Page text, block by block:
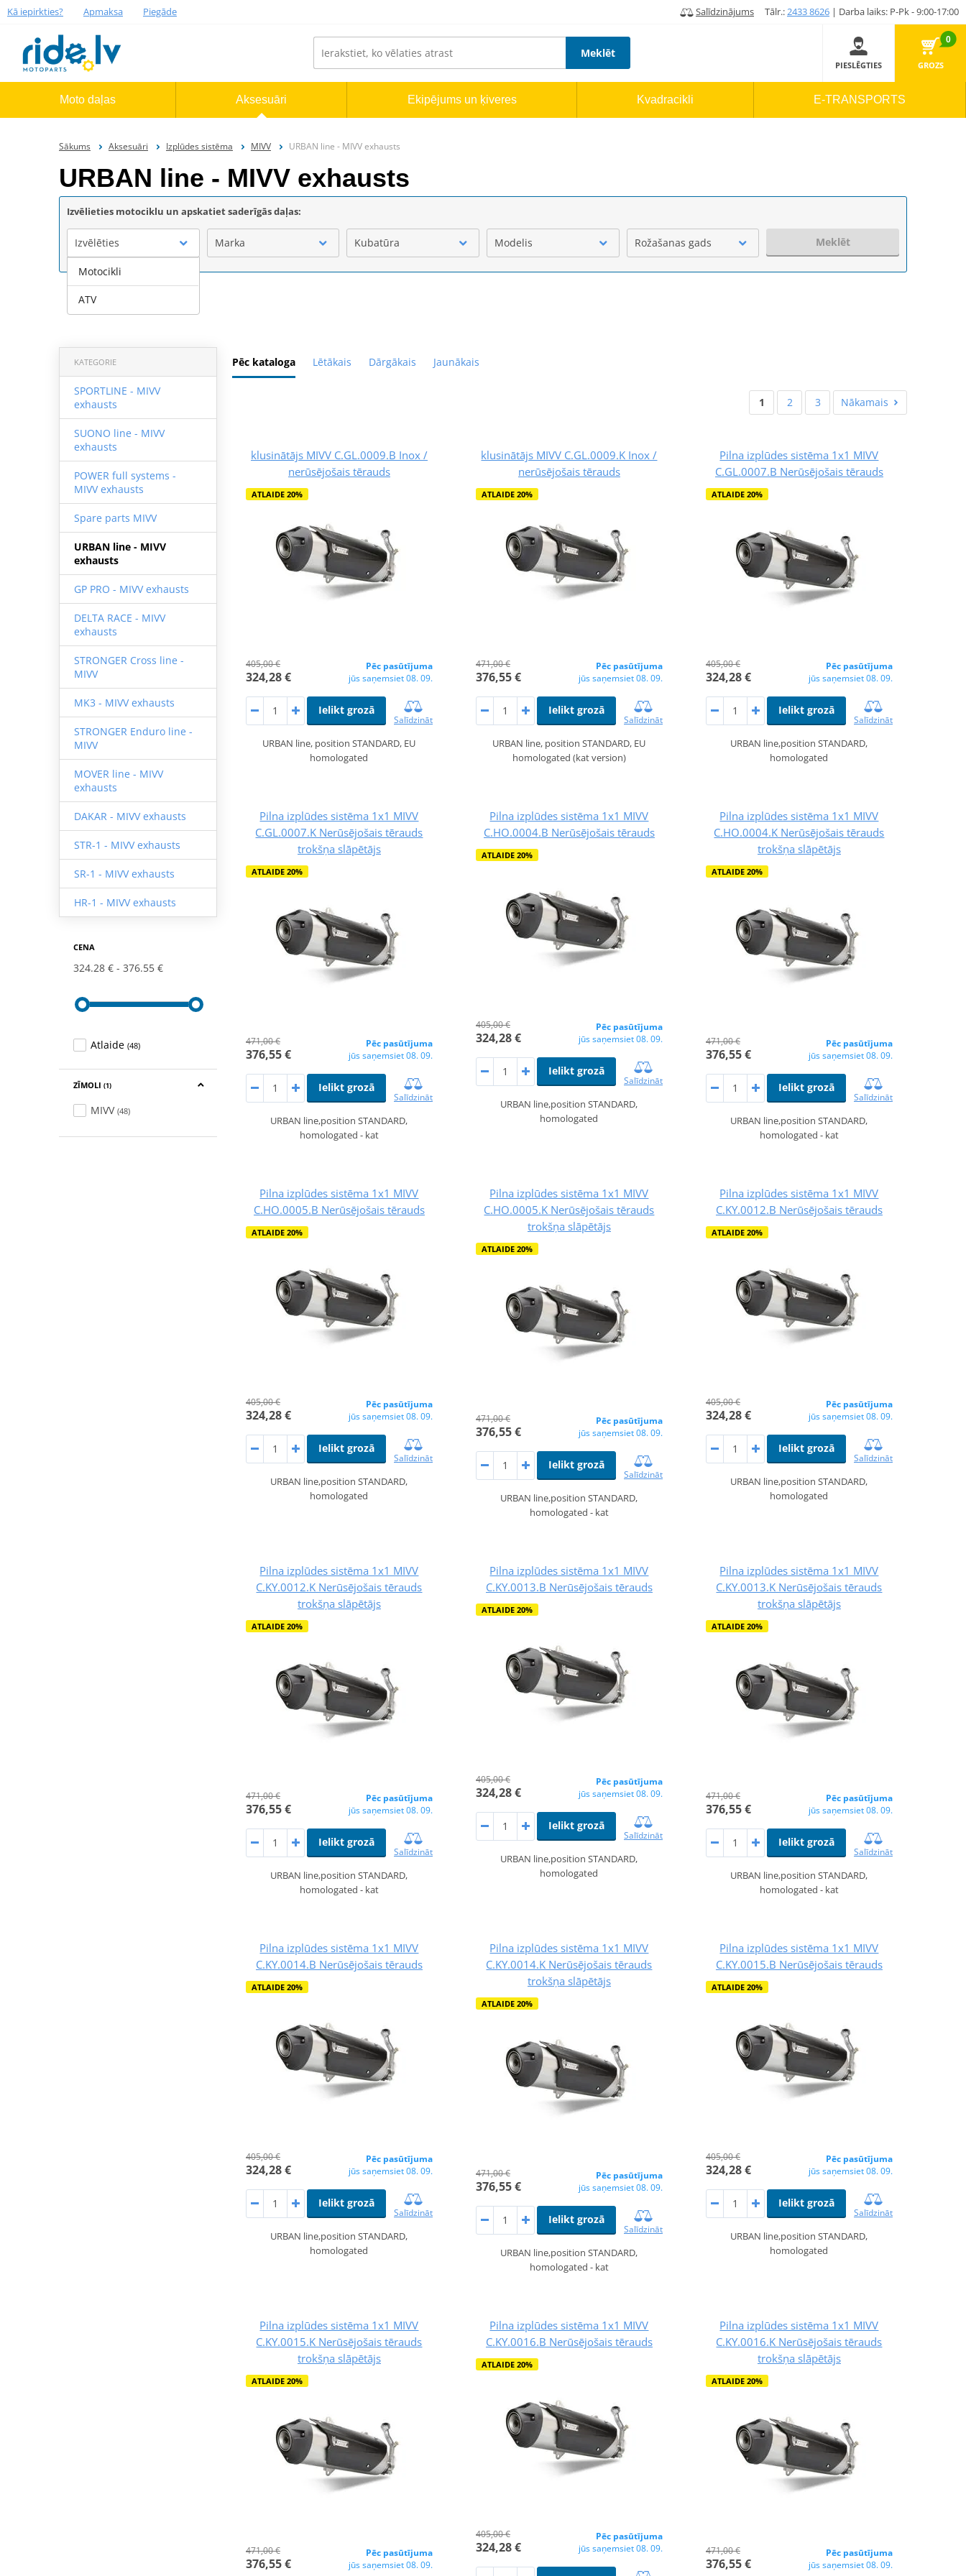
Kā iepirkties? Apmaksa Piegāde Salīdzinājums Tālr.:2433 8626 | Darba laiks: P-Pk - 9:00-17:00
Meklēt
PIESLĒGTIES
0
GROZS
Moto daļas Aksesuāri Ekipējums un ķiveres Kvadracikli E-TRANSPORTS
Sākums Aksesuāri Izplūdes sistēma MIVV URBAN line - MIVV exhausts
URBAN line - MIVV exhausts
Izvēlieties motociklu un apskatiet saderīgās daļas:
Izvēlēties Marka Kubatūra Modelis Rožašanas gads Meklēt
Pēc kataloga Lētākais Dārgākais Jaunākais
KATEGORIE
SPORTLINE - MIVV
exhausts
SUONO line - MIVV
exhausts
POWER full systems -
MIVV exhausts
Spare parts MIVV
URBAN line - MIVV
exhausts
GP PRO - MIVV exhausts
DELTA RACE - MIVV
exhausts
STRONGER Cross line -
MIVV
MK3 - MIVV exhausts
STRONGER Enduro line -
MIVV
MOVER line - MIVV
exhausts
DAKAR - MIVV exhausts
STR-1 - MIVV exhausts
SR-1 - MIVV exhausts
HR-1 - MIVV exhausts
CENA
324.28 € 376.55 €
Atlaide (48)
ZĪMOLI (1)
MIVV (48)
1 2 3 Nākamais
klusinātājs MIVV C.GL.0009.B Inox /
nerūsējošais tērauds
ATLAIDE 20%
405,00 €
324,28 €
Pēc pasūtījuma
jūs saņemsiet 08. 09.
Ielikt grozā
Salīdzināt
URBAN line, position STANDARD, EU
homologated
klusinātājs MIVV C.GL.0009.K Inox /
nerūsējošais tērauds
ATLAIDE 20%
471,00 €
376,55 €
Pēc pasūtījuma
jūs saņemsiet 08. 09.
Ielikt grozā
Salīdzināt
URBAN line, position STANDARD, EU
homologated (kat version)
Pilna izplūdes sistēma 1x1 MIVV
C.GL.0007.B Nerūsējošais tērauds
ATLAIDE 20%
405,00 €
324,28 €
Pēc pasūtījuma
jūs saņemsiet 08. 09.
Ielikt grozā
Salīdzināt
URBAN line,position STANDARD,
homologated
Pilna izplūdes sistēma 1x1 MIVV
C.GL.0007.K Nerūsējošais tērauds
trokšņa slāpētājs
ATLAIDE 20%
471,00 €
376,55 €
Pēc pasūtījuma
jūs saņemsiet 08. 09.
Ielikt grozā
Salīdzināt
URBAN line,position STANDARD,
homologated - kat
Pilna izplūdes sistēma 1x1 MIVV
C.HO.0004.B Nerūsējošais tērauds
ATLAIDE 20%
405,00 €
324,28 €
Pēc pasūtījuma
jūs saņemsiet 08. 09.
Ielikt grozā
Salīdzināt
URBAN line,position STANDARD,
homologated
Pilna izplūdes sistēma 1x1 MIVV
C.HO.0004.K Nerūsējošais tērauds
trokšņa slāpētājs
ATLAIDE 20%
471,00 €
376,55 €
Pēc pasūtījuma
jūs saņemsiet 08. 09.
Ielikt grozā
Salīdzināt
URBAN line,position STANDARD,
homologated - kat
Pilna izplūdes sistēma 1x1 MIVV
C.HO.0005.B Nerūsējošais tērauds
ATLAIDE 20%
405,00 €
324,28 €
Pēc pasūtījuma
jūs saņemsiet 08. 09.
Ielikt grozā
Salīdzināt
URBAN line,position STANDARD,
homologated
Pilna izplūdes sistēma 1x1 MIVV
C.HO.0005.K Nerūsējošais tērauds
trokšņa slāpētājs
ATLAIDE 20%
471,00 €
376,55 €
Pēc pasūtījuma
jūs saņemsiet 08. 09.
Ielikt grozā
Salīdzināt
URBAN line,position STANDARD,
homologated - kat
Pilna izplūdes sistēma 1x1 MIVV
C.KY.0012.B Nerūsējošais tērauds
ATLAIDE 20%
405,00 €
324,28 €
Pēc pasūtījuma
jūs saņemsiet 08. 09.
Ielikt grozā
Salīdzināt
URBAN line,position STANDARD,
homologated
Pilna izplūdes sistēma 1x1 MIVV
C.KY.0012.K Nerūsējošais tērauds
trokšņa slāpētājs
ATLAIDE 20%
471,00 €
376,55 €
Pēc pasūtījuma
jūs saņemsiet 08. 09.
Ielikt grozā
Salīdzināt
URBAN line,position STANDARD,
homologated - kat
Pilna izplūdes sistēma 1x1 MIVV
C.KY.0013.B Nerūsējošais tērauds
ATLAIDE 20%
405,00 €
324,28 €
Pēc pasūtījuma
jūs saņemsiet 08. 09.
Ielikt grozā
Salīdzināt
URBAN line,position STANDARD,
homologated
Pilna izplūdes sistēma 1x1 MIVV
C.KY.0013.K Nerūsējošais tērauds
trokšņa slāpētājs
ATLAIDE 20%
471,00 €
376,55 €
Pēc pasūtījuma
jūs saņemsiet 08. 09.
Ielikt grozā
Salīdzināt
URBAN line,position STANDARD,
homologated - kat
Pilna izplūdes sistēma 1x1 MIVV
C.KY.0014.B Nerūsējošais tērauds
ATLAIDE 20%
405,00 €
324,28 €
Pēc pasūtījuma
jūs saņemsiet 08. 09.
Ielikt grozā
Salīdzināt
URBAN line,position STANDARD,
homologated
Pilna izplūdes sistēma 1x1 MIVV
C.KY.0014.K Nerūsējošais tērauds
trokšņa slāpētājs
ATLAIDE 20%
471,00 €
376,55 €
Pēc pasūtījuma
jūs saņemsiet 08. 09.
Ielikt grozā
Salīdzināt
URBAN line,position STANDARD,
homologated - kat
Pilna izplūdes sistēma 1x1 MIVV
C.KY.0015.B Nerūsējošais tērauds
ATLAIDE 20%
405,00 €
324,28 €
Pēc pasūtījuma
jūs saņemsiet 08. 09.
Ielikt grozā
Salīdzināt
URBAN line,position STANDARD,
homologated
Pilna izplūdes sistēma 1x1 MIVV
C.KY.0015.K Nerūsējošais tērauds
trokšņa slāpētājs
ATLAIDE 20%
471,00 €
376,55 €
Pēc pasūtījuma
jūs saņemsiet 08. 09.
Pilna izplūdes sistēma 1x1 MIVV
C.KY.0016.B Nerūsējošais tērauds
ATLAIDE 20%
405,00 €
324,28 €
Pēc pasūtījuma
jūs saņemsiet 08. 09.
Pilna izplūdes sistēma 1x1 MIVV
C.KY.0016.K Nerūsējošais tērauds
trokšņa slāpētājs
ATLAIDE 20%
471,00 €
376,55 €
Pēc pasūtījuma
jūs saņemsiet 08. 09.
Motocikli
ATV